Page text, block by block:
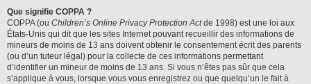
Que signifie COPPA ?
COPPA (ou Children’s Online Privacy Protection Actde 1998) est une loi aux
États-Unis qui dit que les sites Internet pouvant recueillir des informations de
mineurs de moins de 13 ans doivent obtenir le consentement écrit des parents
(ou d’un tuteur légal) pour la collecte de ces informations permettant
d’identifier un mineur de moins de 13 ans. Si vous n’êtes pas sûr que cela
s’applique à vous, lorsque vous vous enregistrez ou que quelqu’un le fait à